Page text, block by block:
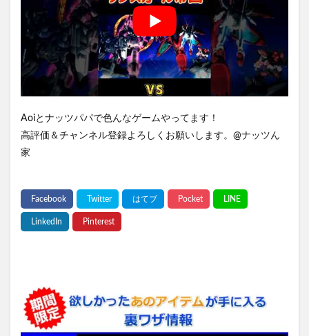
Aoiとナッツパパで色んなゲームやってます！
高評価＆チャンネル登録よろしくお願いします。@ナッツん
家